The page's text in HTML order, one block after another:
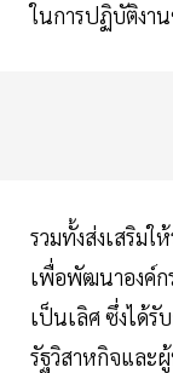
ในการปฏิบัติงา
รวมทั้งส่งเสริมใ
เพื่อพัฒนาองค์ก
เป็นเลิศ ซึ่งได้รั
รัฐวิสาหกิจและ